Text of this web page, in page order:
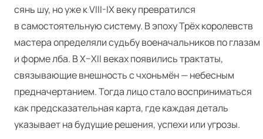
сянь шу, но уже к VIII-IX веку превратился
в самостоятельную систему. В эпоху Трёх королевств
мастера определяли судьбу военачальников по глазам
и форме лба. В X–XII веках появились трактаты,
связывающие внешность с чхоньмён — небесным
предначертанием. Тогда лицо стало восприниматься
как предсказательная карта, где каждая деталь
указывает на будущие решения, успехи или угрозы.